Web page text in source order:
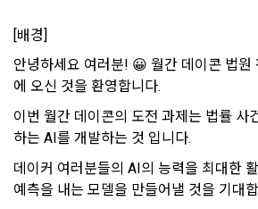
또는 "회사"가 운영하는 아래 웹사이트를 말
가. ***.dacon.io
2. "서비스"라 함은 “대회”, “교육”, “인재풀
제공하는 모든 서비스를 말한다. 그 외 "회
트를 통해 개인이 등록한 자료를 DB화하여
3. "개인회원"이라 함은 서비스를 이용하기
의하고 "회사"와 이용 계약을 체결한 개인을
적을 달성한 정보를 언제, 어떻게 파기 하는
지고 있으며, 이를 어떤 방법과 절차로 행
드립니다. 또한, 법정대리인(부모 등)이 만
인정보 보호를 위해 어떤 권리를 행사할
합니다.
단, 할인, 이벤트 및 이용자 맞춤형 상품 추
안내 서비스가 제한됩니다.
2. 미동의 시 불이익 사항
개인정보보호법 제22조 제5항에 의해 선
는 동의 거부 하시더라도 서비스 이용에 제
단, 할인, 이벤트 및 이용자 맞춤형 상품 추
[배경]
안녕하세요 여러분! 😀 월간 데이콘 법원
에 오신 것을 환영합니다.
이번 월간 데이콘의 도전 과제는 법률 사
하는 AI를 개발하는 것 입니다.
데이커 여러분들의 AI의 능력을 최대한
예측을 내는 모델을 만들어낼 것을 기대